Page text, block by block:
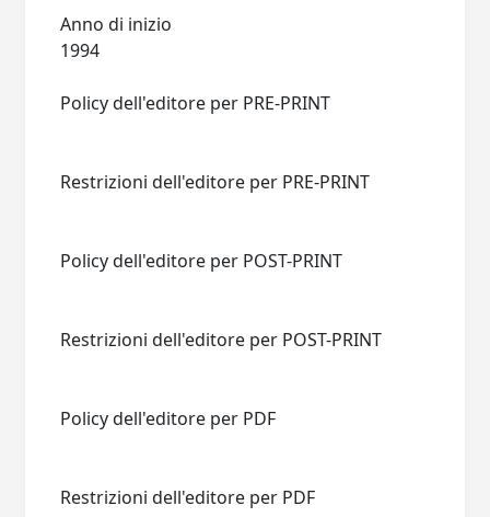
Anno di inizio
Policy dell'editore per PRE-PRINT
Restrizioni dell'editore per PRE-PRINT
Policy dell'editore per POST-PRINT
Restrizioni dell'editore per POST-PRINT
Policy dell'editore per PDF
Restrizioni dell'editore per PDF